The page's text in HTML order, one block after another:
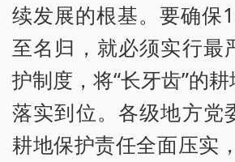
续发展的根基。要确保
至名归，就必须实行最
护制度，将“长牙齿”的
落实到位。各级地方党
耕地保护责任全面压实